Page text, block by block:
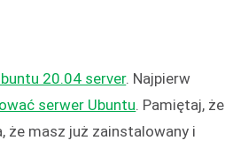
20.04 server. Najpierw
serwer Ubuntu. Pamiętaj, że
że masz już zainstalowany i